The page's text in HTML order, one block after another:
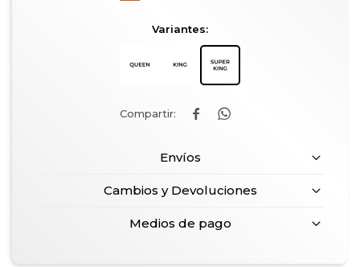
Variantes:
 
Envíos
Cambios y Devoluciones
Medios de pago